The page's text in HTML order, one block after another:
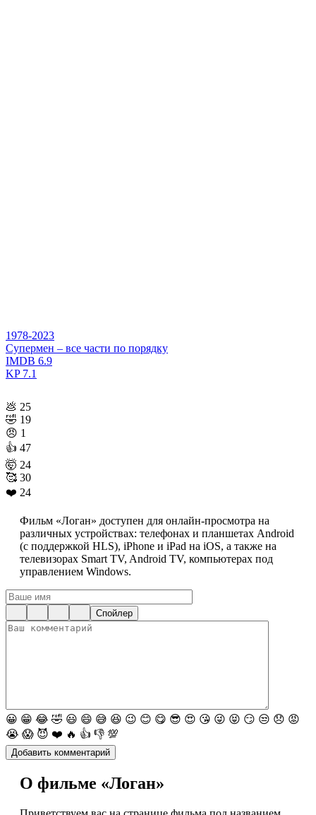
1978-2023
Супермен – все части по порядку
IMDB 6.9
KP7.1
💩 25
🤣 19
😠 1
👍 47
🤯 24
🥰 30
❤️ 24
Фильм «Логан» доступен для онлайн-просмотра на
различных устройствах: телефонах и планшетах Android
(с поддержкой HLS), iPhone и iPad на iOS, а также на
телевизорах Smart TV, Android TV, компьютерах под
управлением Windows.
Спойлер
😀 😁 😂 🤣 😃 😄 😅 😆 😉 😊 😋 😎 😍 😘 😜 😝 😏 😒 😞 😡
😭 😱 😈 ❤️ 🔥 👍 👎 💯
О фильме «Логан»